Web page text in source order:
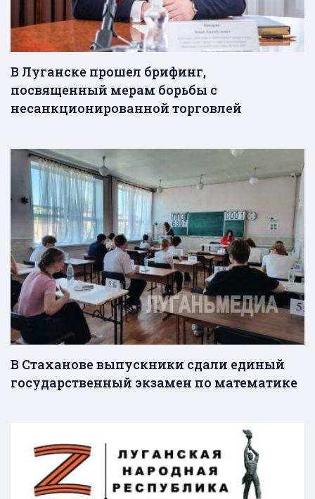
В Луганске прошел брифинг,
посвященный мерам борьбы с
несанкционированной торговлей
В Стаханове выпускники сдали единый
государственный экзамен по математике